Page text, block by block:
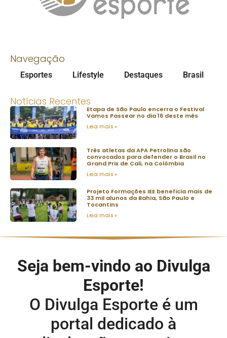
Navegação
Esportes Lifestyle Destaques Brasil
Notícias Recentes
Etapa de São Paulo encerra o Festival
Vamos Passear no dia 16 deste mês
Leia mais »
Três atletas da APA Petrolina são
convocados para defender o Brasil no
Grand Prix de Cali, na Colômbia
Leia mais »
Projeto Formações IEE beneficia mais de
33 mil alunos da Bahia, São Paulo e
Tocantins
Leia mais »
Seja bem-vindo ao Divulga
Esporte!
O Divulga Esporte é um
portal dedicado à